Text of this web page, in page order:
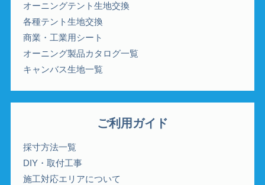
オーニングテント生地交換
各種テント生地交換
商業・工業用シート
オーニング製品カタログ一覧
キャンバス生地一覧
ご利用ガイド
採寸方法一覧
DIY・取付工事
施工対応エリアについて